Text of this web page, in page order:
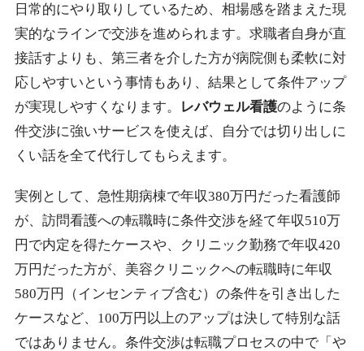
日常的にやり取りしているため、相場感を踏まえた現
実的なラインで交渉を進められます。求職者自身が直
接話すよりも、第三者を介した方が病院側も柔軟に対
応しやすいという事情もあり、結果として条件アップ
が実現しやすくなります。
レバウェル看護のように条
件交渉に強いサービスを使えば、自分では切り出しに
くい話を全て代行してもらえます。
実例として、急性期病棟で年収380万円だった看護師
が、訪問看護への転職時に条件交渉を経て年収510万
円で内定を得たケースや、クリニック勤務で年収420
万円だった方が、美容クリニックへの転職時に年収
580万円（インセンティブ含む）の条件を引き出した
ケースなど、100万円以上のアップは決して特別な話
ではありません。条件交渉は転職プロセスの中で「や